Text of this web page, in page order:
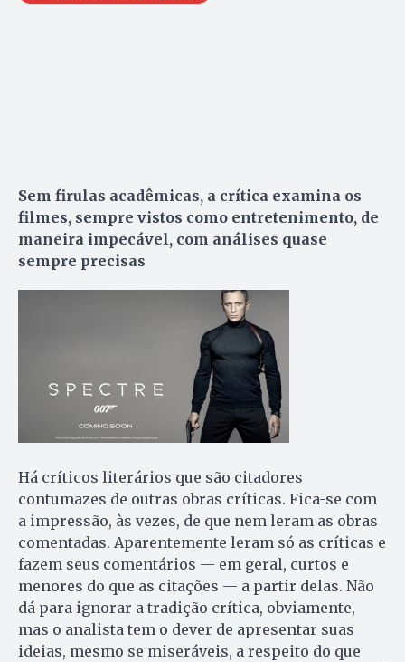
Sem firulas acadêmicas, a crítica examina os
filmes, sempre vistos como entretenimento, de
maneira impecável, com análises quase
sempre precisas
Há críticos literários que são citadores
contumazes de outras obras críticas. Fica-se com
a impressão, às vezes, de que nem leram as obras
comentadas. Aparentemente leram só as críticas e
fazem seus comentários — em geral, curtos e
menores do que as citações — a partir delas. Não
dá para ignorar a tradição crítica, obviamente,
mas o analista tem o dever de apresentar suas
ideias, mesmo se miseráveis, a respeito do que